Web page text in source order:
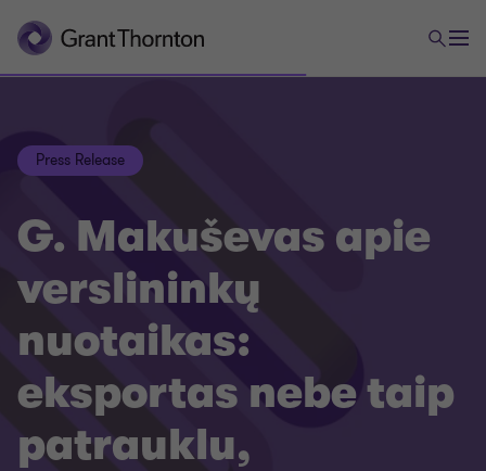
Press Release
G. Makuševas apie
verslininkų
nuotaikas:
eksportas nebe taip
patrauklu,